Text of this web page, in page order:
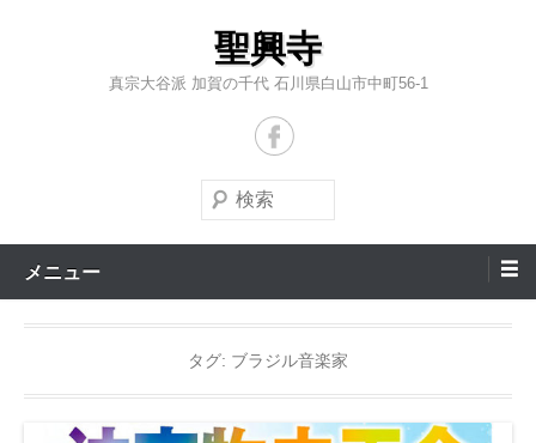
キ
聖興寺
真宗大谷派 加賀の千代 石川県白山市中町56-1
検
索
メニュー
タグ: ブラジル音楽家